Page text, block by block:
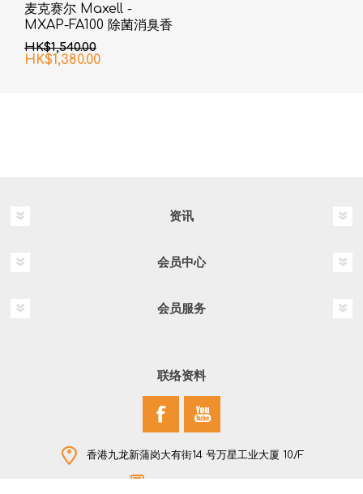
麦克赛尔 Maxell -
MXAP-FA100 除菌消臭香
熏机
HK$1,540.00
HK$1,380.00
资讯
会员中心
会员服务
联络资料
香港九龙新蒲岗大有街14 号万星工业大厦 10/F